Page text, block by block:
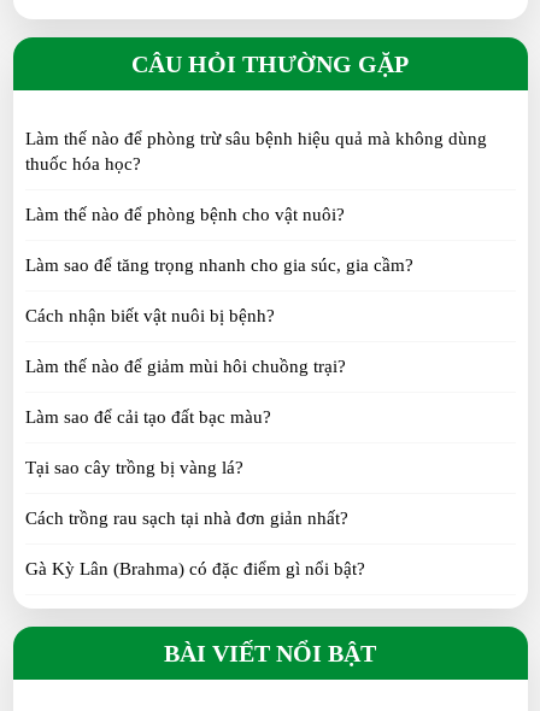
dụng và bảo quản
SUN 07, 2026
Vịt Call Duck: Tại sao lại được giới trẻ săn lùng?
Gà Tre Thái có những màu gì? 6 màu lông đẹp
SAT 07, 2026
cần biết
Gà Tàu vàng: Đặc điểm, nguồn gốc, kinh nghiệm
TUE 07, 2026
SUN 07, 2026
CÂU HỎI THƯỜNG GẶP
Làm thế nào để phòng trừ sâu bệnh hiệu quả mà không dùng
thuốc hóa học?
Làm thế nào để phòng bệnh cho vật nuôi?
Làm sao để tăng trọng nhanh cho gia súc, gia cầm?
Cách nhận biết vật nuôi bị bệnh?
Làm thế nào để giảm mùi hôi chuồng trại?
Làm sao để cải tạo đất bạc màu?
Tại sao cây trồng bị vàng lá?
Cách trồng rau sạch tại nhà đơn giản nhất?
Gà Kỳ Lân (Brahma) có đặc điểm gì nổi bật?
BÀI VIẾT NỔI BẬT